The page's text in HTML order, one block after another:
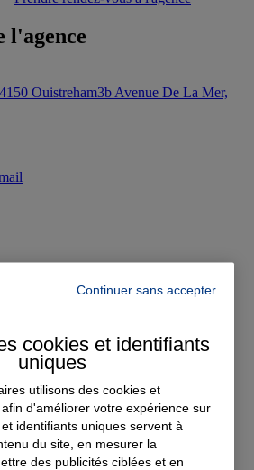
l'agence
Ouistreham3b Avenue De La Mer,
Continuer sans accepter
cookies et identifiants
uniques
utilisons des cookies et
d'améliorer votre expérience sur
identifiants uniques servent à
du site, en mesurer la
des publicités ciblées et en